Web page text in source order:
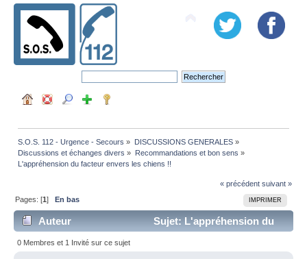
S.O.S. 112 - Urgence - Secours » DISCUSSIONS GENERALES»
Discussions et échanges divers » Recommandations et bon sens »
L'appréhension du facteur envers les chiens !!
« précédent suivant »
IMPRIMER
Pages: [1]En bas
Auteur
Sujet: L'appréhension du
facteur envers les chiens !! (Lu 16372 fois)
0 Membres et 1 Invité sur ce sujet